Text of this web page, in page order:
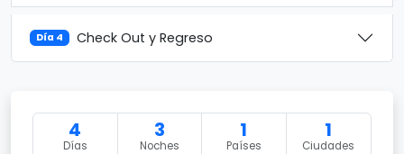
Día 4 Check Out y Regreso
4
Días
3
Noches
1
Países
1
Ciudades